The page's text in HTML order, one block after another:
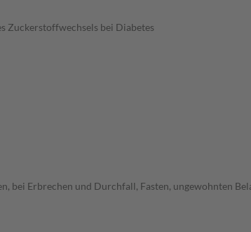
Zuckerstoffwechsels bei Diabetes
bei Erbrechen und Durchfall, Fasten, ungewohnten